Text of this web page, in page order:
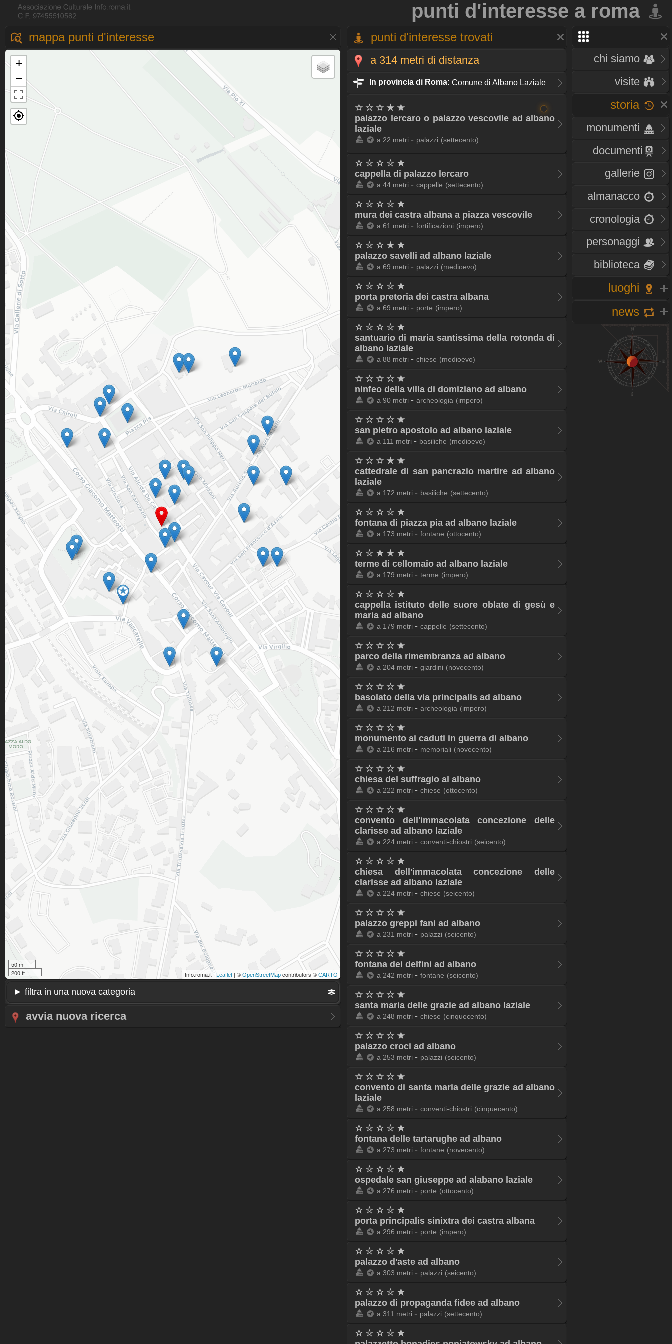
punti d'interesse a roma
chi siamo
visite
storia
monumenti
documenti
gallerie
almanacco
cronologia
personaggi
biblioteca
luoghi
news
mappa punti d'interesse
+
−
50 m
200 ft
Info.roma.it | Leaflet | © OpenStreetMap contributors © CARTO
avvia nuova ricerca
punti d'interesse trovati
a 314 metri di distanza
In provincia di Roma: Comune di Albano Laziale
☆ ☆ ☆ ★ ★
palazzo lercaro o palazzo vescovile ad albano
laziale
a 22 metri - palazzi (settecento)
☆ ☆ ☆ ☆ ★
cappella di palazzo lercaro
a 44 metri - cappelle (settecento)
☆ ☆ ☆ ☆ ★
mura dei castra albana a piazza vescovile
a 61 metri - fortificazioni (impero)
☆ ☆ ☆ ★ ★
palazzo savelli ad albano laziale
a 69 metri - palazzi (medioevo)
☆ ☆ ☆ ☆ ★
porta pretoria dei castra albana
a 69 metri - porte (impero)
☆ ☆ ☆ ☆ ★
santuario di maria santissima della rotonda di
albano laziale
a 88 metri - chiese (medioevo)
☆ ☆ ☆ ☆ ★
ninfeo della villa di domiziano ad albano
a 90 metri - archeologia (impero)
☆ ☆ ☆ ☆ ★
san pietro apostolo ad albano laziale
a 111 metri - basiliche (medioevo)
☆ ☆ ☆ ★ ★
cattedrale di san pancrazio martire ad albano
laziale
a 172 metri - basiliche (settecento)
☆ ☆ ☆ ☆ ★
fontana di piazza pia ad albano laziale
a 173 metri - fontane (ottocento)
☆ ☆ ★ ★ ★
terme di cellomaio ad albano laziale
a 179 metri - terme (impero)
☆ ☆ ☆ ☆ ★
cappella istituto delle suore oblate di gesù e
maria ad albano
a 179 metri - cappelle (settecento)
☆ ☆ ☆ ☆ ★
parco della rimembranza ad albano
a 204 metri - giardini (novecento)
☆ ☆ ☆ ☆ ★
basolato della via principalis ad albano
a 212 metri - archeologia (impero)
☆ ☆ ☆ ☆ ★
monumento ai caduti in guerra di albano
a 216 metri - memoriali (novecento)
☆ ☆ ☆ ☆ ★
chiesa del suffragio al albano
a 222 metri - chiese (ottocento)
☆ ☆ ☆ ☆ ★
convento dell'immacolata concezione delle
clarisse ad albano laziale
a 224 metri - conventi-chiostri (seicento)
☆ ☆ ☆ ☆ ★
chiesa dell'immacolata concezione delle
clarisse ad albano laziale
a 224 metri - chiese (seicento)
☆ ☆ ☆ ☆ ★
palazzo greppi fani ad albano
a 231 metri - palazzi (seicento)
☆ ☆ ☆ ☆ ★
fontana dei delfini ad albano
a 242 metri - fontane (seicento)
☆ ☆ ☆ ☆ ★
santa maria delle grazie ad albano laziale
a 248 metri - chiese (cinquecento)
☆ ☆ ☆ ☆ ★
palazzo croci ad albano
a 253 metri - palazzi (seicento)
☆ ☆ ☆ ☆ ★
convento di santa maria delle grazie ad albano
laziale
a 258 metri - conventi-chiostri (cinquecento)
☆ ☆ ☆ ☆ ★
fontana delle tartarughe ad albano
a 273 metri - fontane (novecento)
☆ ☆ ☆ ☆ ★
ospedale san giuseppe ad alabano laziale
a 276 metri - porte (ottocento)
☆ ☆ ☆ ☆ ★
porta principalis sinixtra dei castra albana
a 296 metri - porte (impero)
☆ ☆ ☆ ☆ ★
palazzo d'aste ad albano
a 303 metri - palazzi (seicento)
☆ ☆ ☆ ☆ ★
palazzo di propaganda fidee ad albano
a 311 metri - palazzi (settecento)
☆ ☆ ☆ ☆ ★